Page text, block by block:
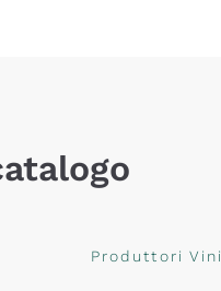
Produttori Vini